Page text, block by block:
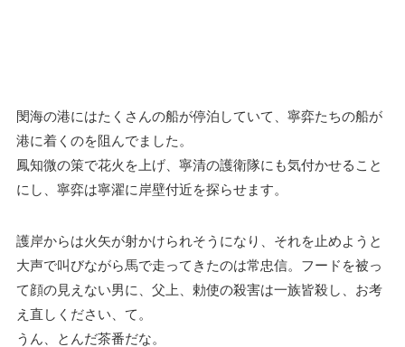
閔海の港にはたくさんの船が停泊していて、寧弈たちの船が
港に着くのを阻んでました。
鳳知微の策で花火を上げ、寧清の護衛隊にも気付かせること
にし、寧弈は寧濯に岸壁付近を探らせます。
護岸からは火矢が射かけられそうになり、それを止めようと
大声で叫びながら馬で走ってきたのは常忠信。フードを被っ
て顔の見えない男に、父上、勅使の殺害は一族皆殺し、お考
え直しください、て。
うん、とんだ茶番だな。